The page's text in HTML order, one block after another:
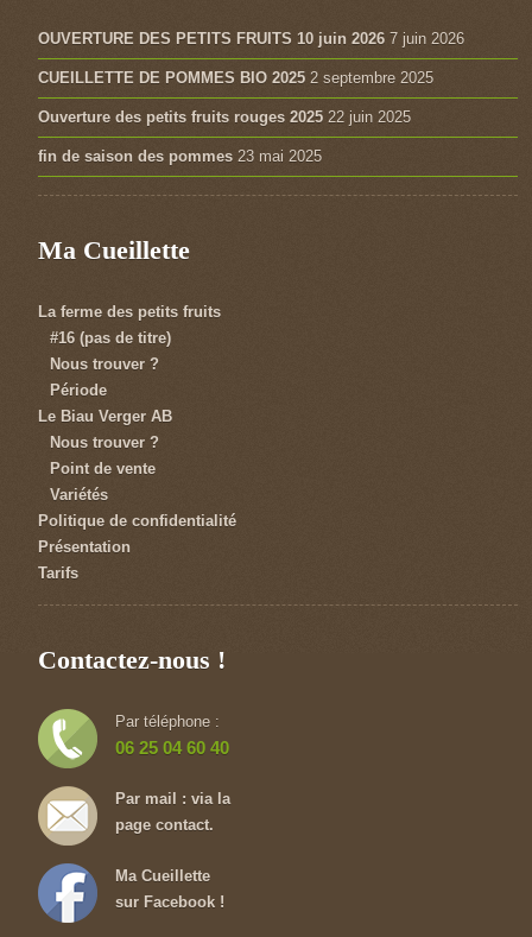
OUVERTURE DES PETITS FRUITS 10 juin 2026 7 juin 2026
CUEILLETTE DE POMMES BIO 2025 2 septembre 2025
Ouverture des petits fruits rouges 2025 22 juin 2025
fin de saison des pommes 23 mai 2025
Ma Cueillette
La ferme des petits fruits
#16 (pas de titre)
Nous trouver ?
Période
Le Biau Verger AB
Nous trouver ?
Point de vente
Variétés
Politique de confidentialité
Présentation
Tarifs
Contactez-nous !
Par téléphone :
06 25 04 60 40
Par mail : via la
page contact.
Ma Cueillette
sur Facebook !